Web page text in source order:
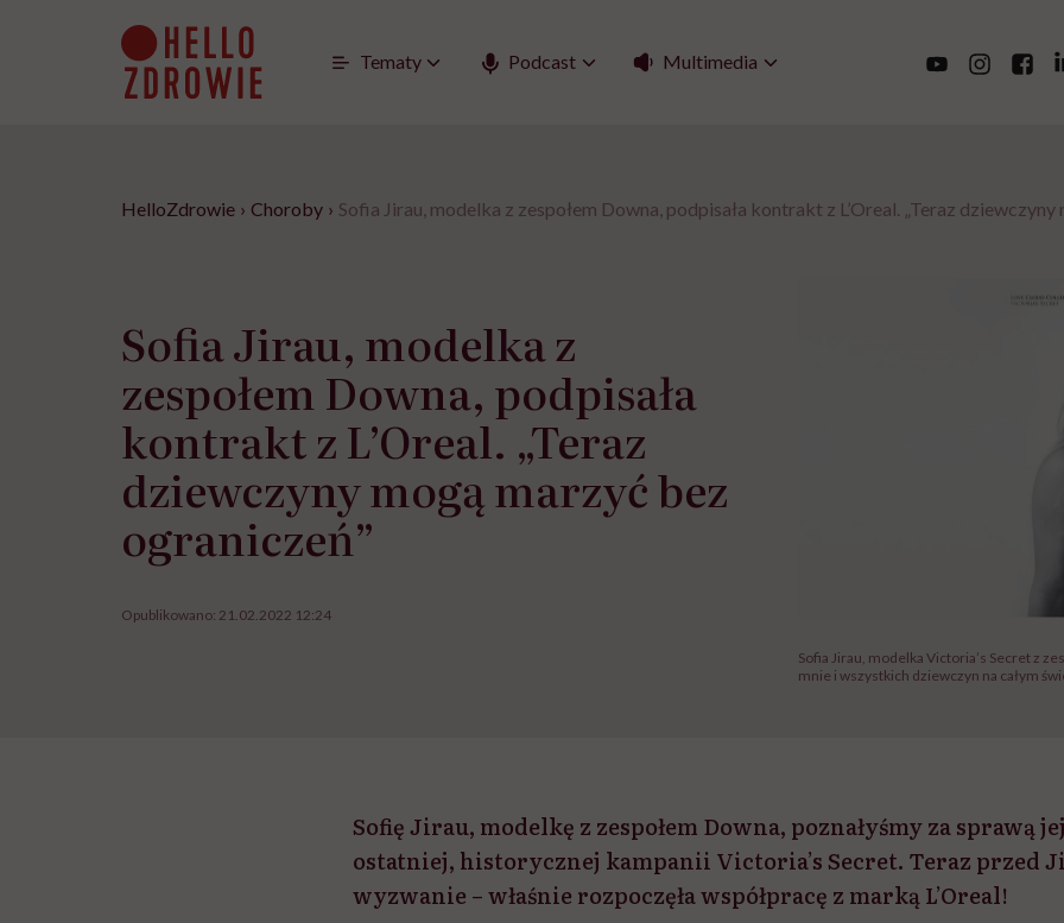
Tematy Podcast Multimedia
HelloZdrowie › Choroby › Sofia Jirau, modelka z zespołem Downa, podpisała kontrakt z L’Oreal. „Teraz
Sofia Jirau, modelka z
zespołem Downa, podpisała
kontrakt z L’Oreal. „Teraz
dziewczyny mogą marzyć bez
ograniczeń”
Opublikowano: 21.02.2022 12:24
Sofia Jirau, modelka Victoria’s Secret z
mnie i wszystkich dziewczyn na całym
Sofię Jirau, modelkę z zespołem Downa, poznałyśmy za sprawą
ostatniej, historycznej kampanii Victoria’s Secret. Teraz przed
wyzwanie – właśnie rozpoczęła współpracę z marką L’Oreal!